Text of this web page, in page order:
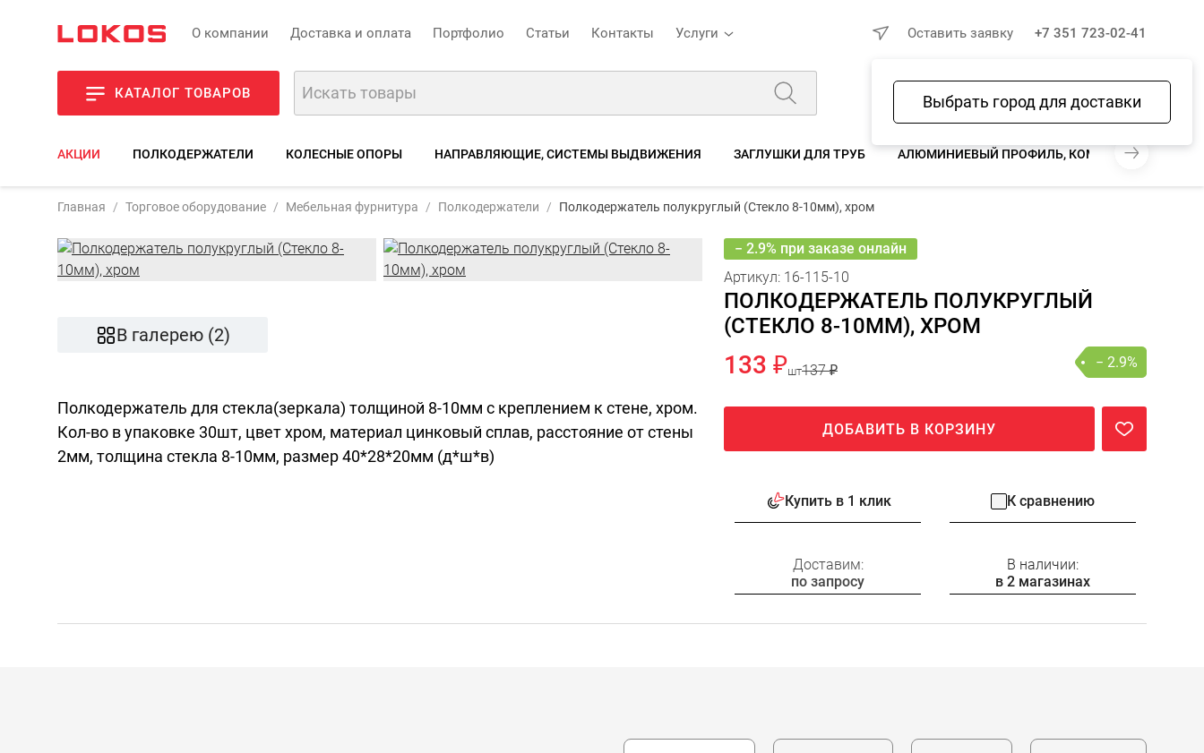
О компании Доставка и оплата Портфолио Статьи Контакты Услуги
Выбрать город для доставки
Оставить заявку +7 351 723-02-41
КАТАЛОГ ТОВАРОВ
Избранное Сравнение Корзина
АКЦИИ ПОЛКОДЕРЖАТЕЛИ КОЛЕСНЫЕ ОПОРЫ НАПРАВЛЯЮЩИЕ, СИСТЕМЫ ВЫДВИЖЕНИЯ ЗАГЛУШКИ ДЛЯ ТРУБ АЛЮМИНИЕВЫЙ ПРОФИЛЬ, КОМПЛЕКТУЮЩИЕ
Полкодержатель полукруглый (Стекло 8-10мм), хром 133 ₽
137 ₽
Главная Торговое оборудование Мебельная фурнитура Полкодержатели Полкодержатель полукруглый (Стекло 8-10мм), хром
В галерею (2)
Полкодержатель для стекла(зеркала) толщиной 8-10мм с креплением к стене, хром.
Кол-во в упаковке 30шт, цвет хром, материал цинковый сплав, расстояние от стены
2мм, толщина стекла 8-10мм, размер 40*28*20мм (д*ш*в)
− 2.9% при заказе онлайн
Артикул: 16-115-10
ПОЛКОДЕРЖАТЕЛЬ ПОЛУКРУГЛЫЙ
(СТЕКЛО 8-10ММ), ХРОМ
133 ₽шт137 ₽ − 2.9%
ДОБАВИТЬ В КОРЗИНУ
Купить в 1 клик К сравнению
Доставим:
по запросу
В наличии:
в 2 магазинах